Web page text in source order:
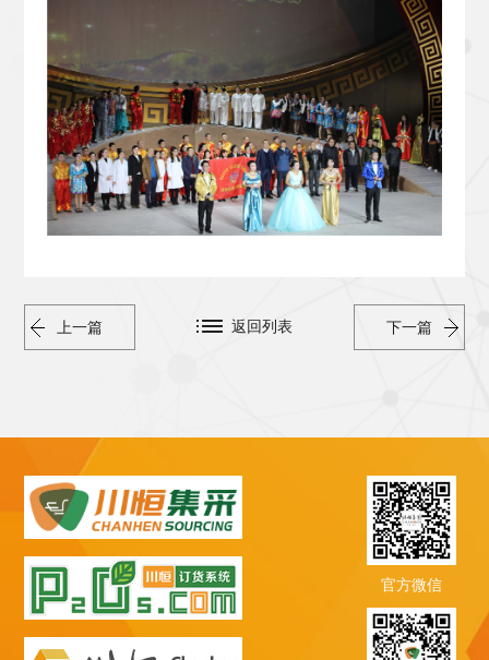
上一篇 下一篇
返回列表
官方微信